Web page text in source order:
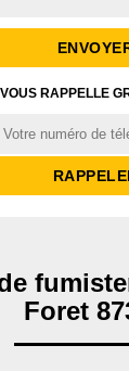
RAPPELLE
Foret